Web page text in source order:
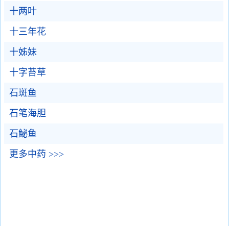
十两叶
十三年花
十姊妹
十字苔草
石斑鱼
石笔海胆
石鮅鱼
更多中药 >>>